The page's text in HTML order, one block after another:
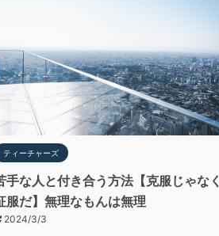
ティーチャーズ
手な人と付き合う方法【克服じゃなく
服だ】無理なもんは無理
2024/3/3